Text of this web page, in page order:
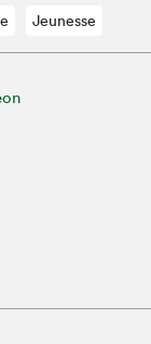
Jeunesse